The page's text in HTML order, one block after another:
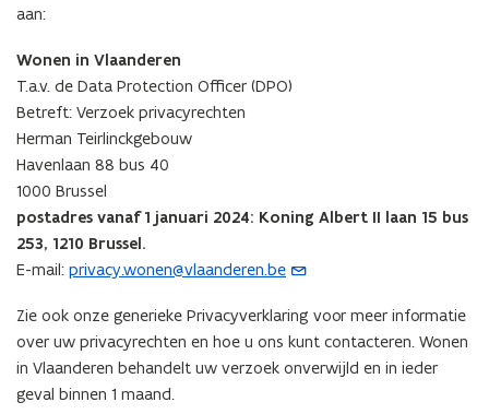
aan:
Wonen in Vlaanderen
T.a.v. de Data Protection Officer (DPO)
Betreft: Verzoek privacyrechten
Herman Teirlinckgebouw
Havenlaan 88 bus 40
1000 Brussel
postadres vanaf 1 januari 2024: Koning Albert II laan 15 bus
253, 1210 Brussel.
E-mail: privacy.wonen@vlaanderen.be
(
p
e
n
t
Zie ook onze generieke Privacyverklaring voor meer informatie
over uw privacyrechten en hoe u ons kunt contacteren. Wonen
in Vlaanderen behandelt uw verzoek onverwijld en in ieder
geval binnen 1 maand.